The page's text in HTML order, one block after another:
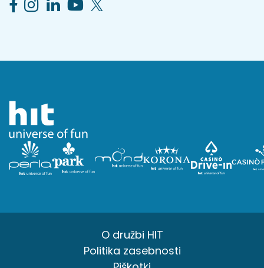
O družbi HIT
Politika zasebnosti